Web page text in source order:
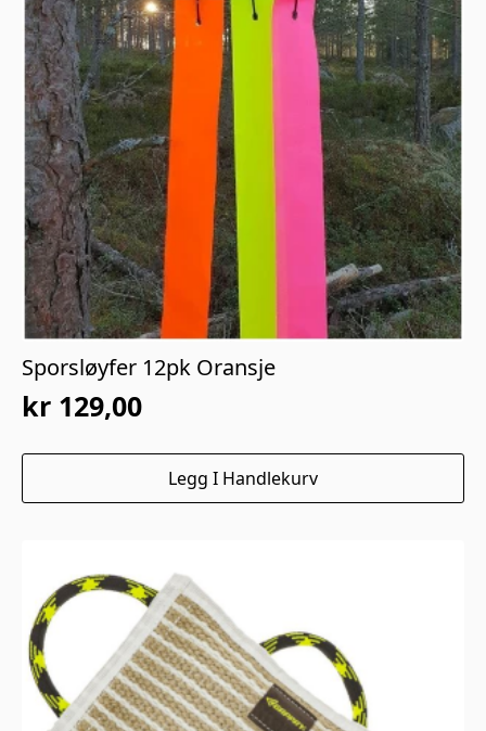
Sporsløyfer 12pk Oransje
kr 129,00
Legg I Handlekurv